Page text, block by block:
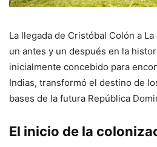
La llegada de Cristóbal Colón a La
un antes y un después en la
inicialmente concebido para
Indias, transformó el destino de
bases de la futura República
El inicio de la